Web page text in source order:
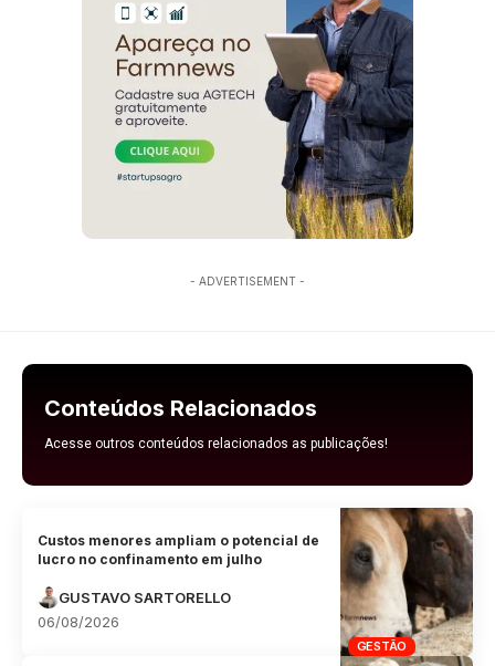
- ADVERTISEMENT -
Conteúdos Relacionados
Acesse outros conteúdos relacionados as publicações!
GESTÃO
Custos menores ampliam o potencial de
lucro no confinamento em julho
GUSTAVO SARTORELLO
06/08/2026